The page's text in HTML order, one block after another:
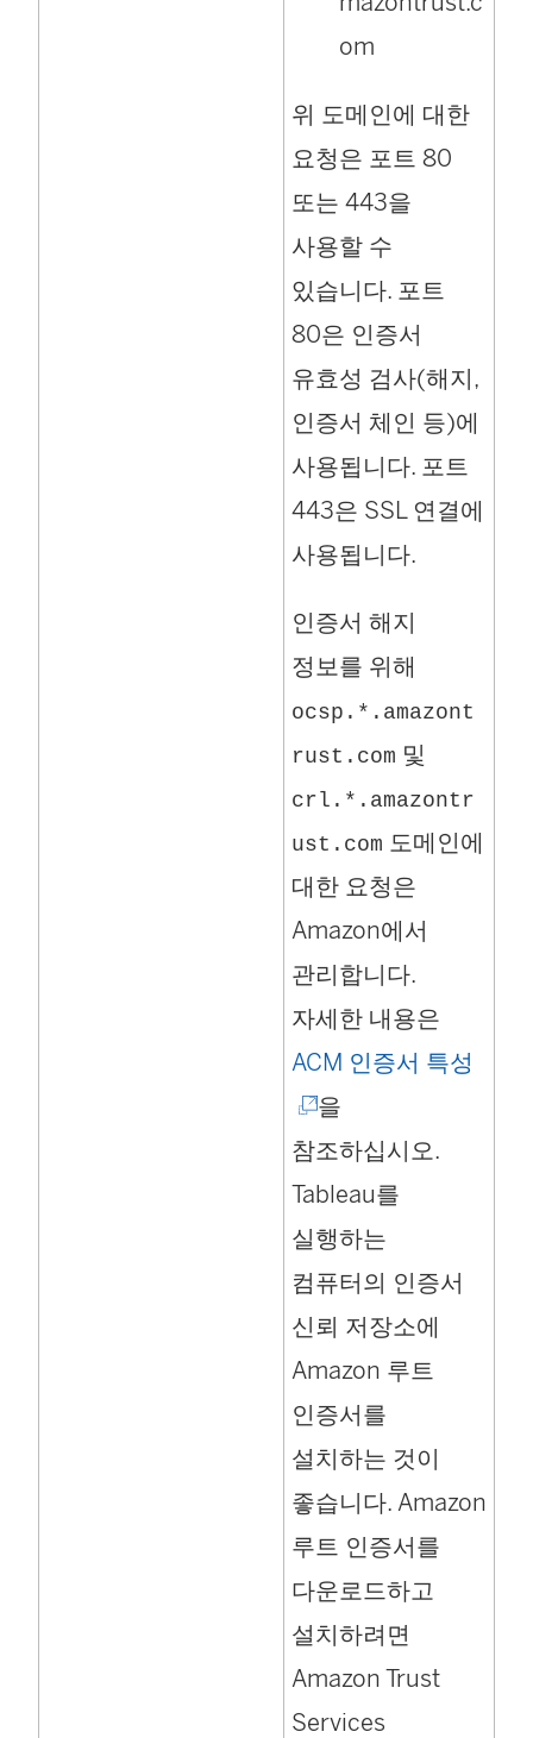
om
위 도메인에 대한
요청은 포트 80
또는 443을
사용할 수
있습니다. 포트
80은 인증서
유효성 검사(해지,
인증서 체인 등)에
사용됩니다. 포트
443은 SSL 연결에
사용됩니다.
인증서 해지
정보를 위해
ocsp.*.amazont
rust.com 및
crl.*.amazontr
ust.com 도메인에
대한 요청은
Amazon에서
관리합니다.
자세한 내용은
ACM 인증서 특성
)
을
참조하십시오.
Tableau를
실행하는
컴퓨터의 인증서
신뢰 저장소에
Amazon 루트
인증서를
설치하는 것이
좋습니다. Amazon
루트 인증서를
다운로드하고
설치하려면
Amazon Trust
Services